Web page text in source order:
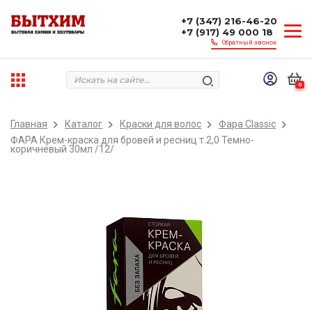
+7 (347) 216-46-20
+7 (917) 49 000 18
Обратный звонок
0
Главная Каталог Краски для волос
Фара Classic
ФАРА Крем-краска для бровей и ресниц т.2,0 Темно-
коричневый 30мл /12/